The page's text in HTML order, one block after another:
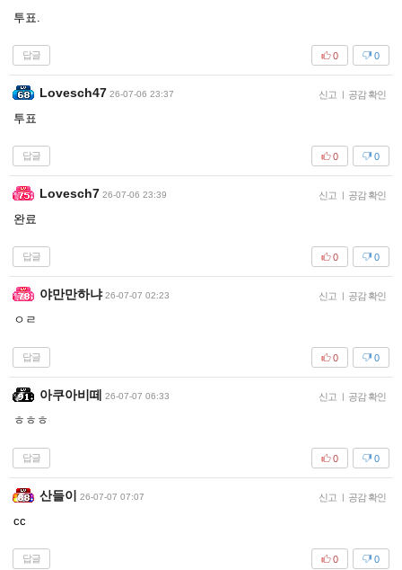
투표.
답글 0
0
Lovesch47 26-07-06 23:37 신고 | 공감 확인
투표
답글 0
0
Lovesch7 26-07-06 23:39 신고 | 공감 확인
완료
답글 0
0
야만만하냐 26-07-07 02:23 신고 | 공감 확인
ㅇㄹ
답글 0
0
아쿠아비떼 26-07-07 06:33 신고 | 공감 확인
ㅎㅎㅎ
답글 0
0
산들이 26-07-07 07:07 신고 | 공감 확인
cc
답글 0
0